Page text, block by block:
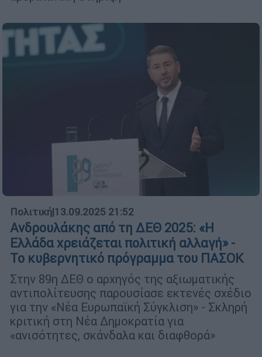
Πολιτική|13.09.2025 21:52
Ανδρουλάκης από τη ΔΕΘ 2025: «Η
Ελλάδα χρειάζεται πολιτική αλλαγή» -
Το κυβερνητικό πρόγραμμα του ΠΑΣΟΚ
Στην 89η ΔΕΘ ο αρχηγός της αξιωματικής
αντιπολίτευσης παρουσίασε εκτενές σχέδιο
για την «Νέα Ευρωπαϊκή Σύγκλιση» - Σκληρή
κριτική στη Νέα Δημοκρατία για
«ανισότητες, σκάνδαλα και διαφθορά»